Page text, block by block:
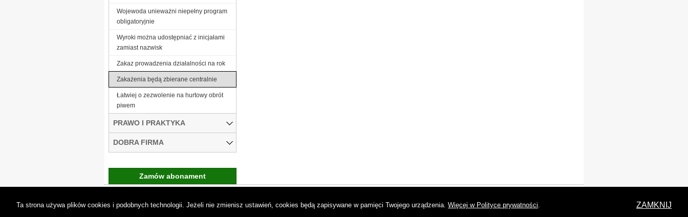
Wojewoda unieważni niepełny program
obligatoryjnie
Wyroki można udostępniać z inicjałami
zamiast nazwisk
Zakaz prowadzenia działalności na rok
Zakażenia będą zbierane centralnie
Łatwiej o zezwolenie na hurtowy obrót
piwem
PRAWO I PRAKTYKA
DOBRA FIRMA
Zamów abonament
Ta strona używa plików cookies i podobnych technologii. Jeżeli nie zmienisz ustawień, cookies będą zapisywane w pamięci Twojego urządzenia. Więcej w Polityce prywatności. ZAMKNIJ